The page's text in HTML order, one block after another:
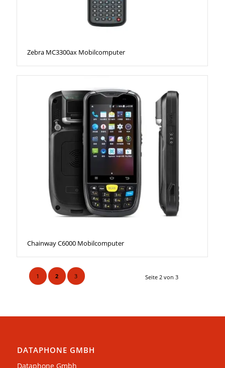
Zebra MC3300ax Mobilcomputer
Chainway C6000 Mobilcomputer
Seite 2 von 3
1 2 3
DATAPHONE GMBH
Dataphone Gmbh